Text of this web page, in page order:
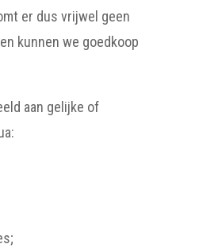
er dus vrijwel geen
kunnen we goedkoop
aan gelijke of